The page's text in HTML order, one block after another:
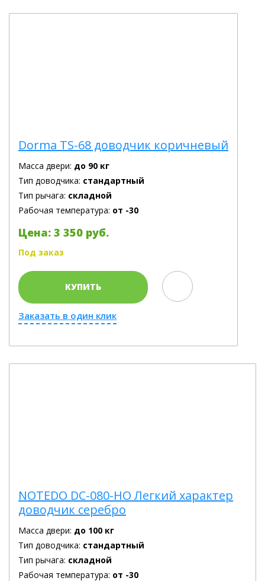
Dorma TS-68 доводчик коричневый
Масса двери: до 90 кг
Тип доводчика: стандартный
Тип рычага: складной
Рабочая температура: от -30
Цена: 3 350 руб.
Под заказ
КУПИТЬ
Заказать в один клик
NOTEDO DC-080-HO Легкий характер
доводчик серебро
Масса двери: до 100 кг
Тип доводчика: стандартный
Тип рычага: складной
Рабочая температура: от -30